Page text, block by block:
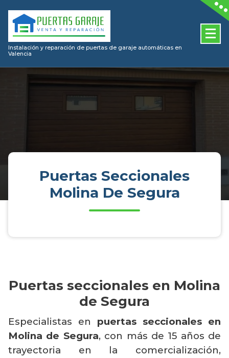
content
Instalación y reparación de puertas de garaje automáticas en
Valencia
Puertas Seccionales
Molina De Segura
Puertas seccionales en Molina
de Segura
Especialistas en puertas seccionales en
Molina de Segura, con más de 15 años de
trayectoria en la comercialización,